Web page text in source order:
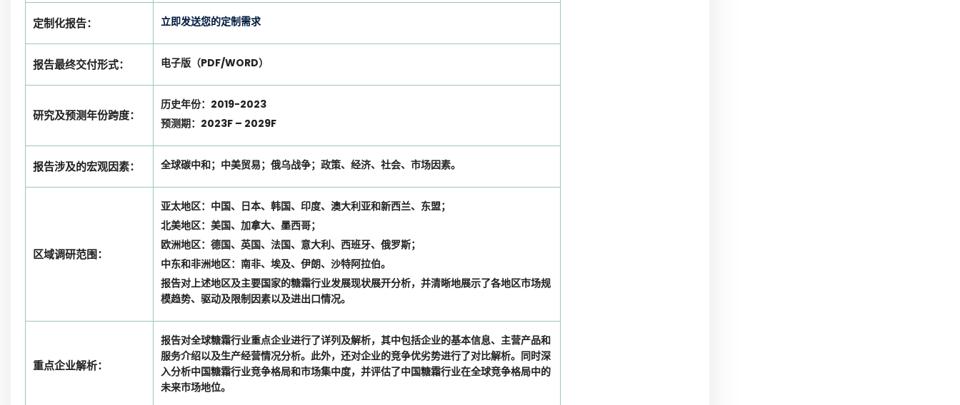
定制化报告： 立即发送您的定制需求
报告最终交付形式： 电子版（PDF/WORD）
研究及预测年份跨度：
历史年份：2019-2023
预测期：2023F – 2029F
报告涉及的宏观因素： 全球碳中和；中美贸易；俄乌战争；政策、经济、社会、市场因素。
区域调研范围：
亚太地区：中国、日本、韩国、印度、澳大利亚和新西兰、东盟；
北美地区：美国、加拿大、墨西哥；
欧洲地区：德国、英国、法国、意大利、西班牙、俄罗斯；
中东和非洲地区：南非、埃及、伊朗、沙特阿拉伯。
报告对上述地区及主要国家的糖霜行业发展现状展开分析，并清晰地展示了各地区市场规
模趋势、驱动及限制因素以及进出口情况。
重点企业解析：
报告对全球糖霜行业重点企业进行了详列及解析，其中包括企业的基本信息、主营产品和
服务介绍以及生产经营情况分析。此外，还对企业的竞争优劣势进行了对比解析。同时深
入分析中国糖霜行业竞争格局和市场集中度，并评估了中国糖霜行业在全球竞争格局中的
未来市场地位。